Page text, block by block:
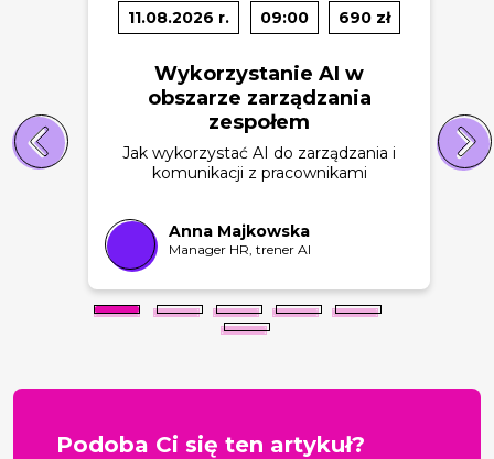
11.08.2026 r. 09:00 690 zł
Wykorzystanie AI w
obszarze zarządzania
zespołem
Jak wykorzystać AI do zarządzania i
komunikacji z pracownikami
Anna Majkowska
Manager HR, trener AI
Podoba Ci się ten artykuł?